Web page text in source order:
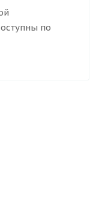
по